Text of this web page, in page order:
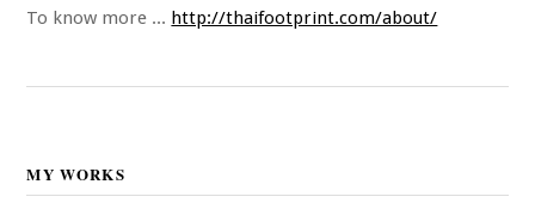
To know more ... http://thaifootprint.com/about/
MY WORKS